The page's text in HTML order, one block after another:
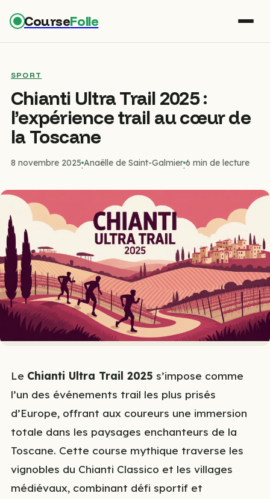
CourseFolle
SPORT
Chianti Ultra Trail 2025 :
l’expérience trail au cœur de
la Toscane
8 novembre 2025
·
Anaëlle de Saint-Galmier
·
6 min de lecture
Le Chianti Ultra Trail 2025 s’impose comme
l’un des événements trail les plus prisés
d’Europe, offrant aux coureurs une immersion
totale dans les paysages enchanteurs de la
Toscane. Cette course mythique traverse les
vignobles du Chianti Classico et les villages
médiévaux, combinant défi sportif et